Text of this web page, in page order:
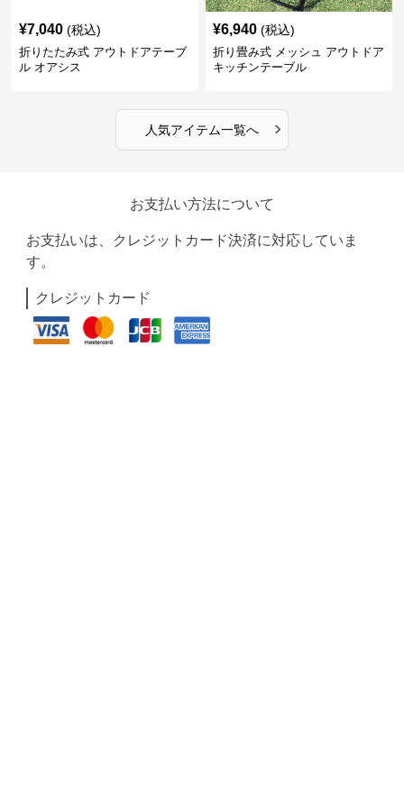
¥7,040 (税込)
折りたたみ式 アウトドアテーブ
ル オアシス
¥6,940 (税込)
折り畳み式 メッシュ アウトドア
キッチンテーブル
人気アイテム一覧へ ›
お支払い方法について
お支払いは、クレジットカード決済に対応していま
す。
クレジットカード